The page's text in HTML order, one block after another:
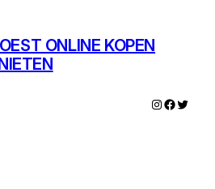
ONLINE KOPEN
Instagram
Twitter